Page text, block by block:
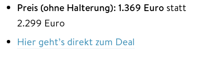
Preis (ohne Halterung): 1.369 Euro statt
2.299 Euro
Hier geht’s direkt zum Deal